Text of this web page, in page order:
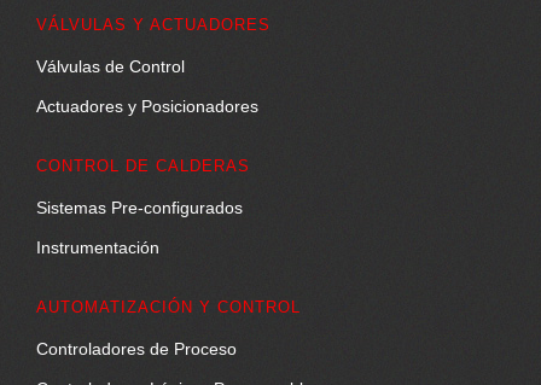
VÁLVULAS Y ACTUADORES
Válvulas de Control
Actuadores y Posicionadores
CONTROL DE CALDERAS
Sistemas Pre-configurados
Instrumentación
AUTOMATIZACIÓN Y CONTROL
Controladores de Proceso